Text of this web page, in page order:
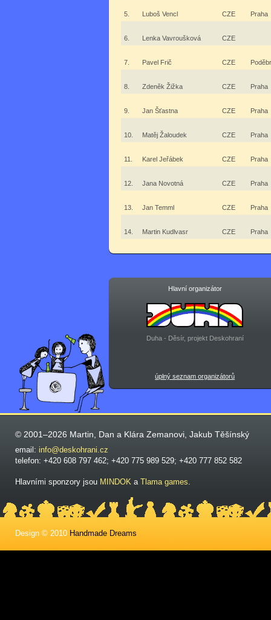
5. Luboš Vencl CZE Praha
6. Lenka Vavroušková CZE
7. Pavel Frič CZE
8. Zdeněk Žižka CZE Praha
9. Jan Šťastna CZE Praha
10. Matěj Žaloudek CZE Praha
11. Karel Jeřábek CZE Praha
12. Jana Novotná CZE Praha
13. Jan Temml CZE Praha
14. Martin Kudlvasr CZE Praha
Hlavní organizátor
Duha - Děsír, projekt Deskohraní
úplný seznam organizátorů
© 2001–2026 Martin, Dan a Klára Zemanovi, Jakub Těšínský
email: info@deskohrani.cz
telefon: +420 608 797 462; +420 775 989 529; +420 777 852 582
Hlavními sponzory jsou MINDOK a Tlama games.
Design © 2010 Handmade Dreams